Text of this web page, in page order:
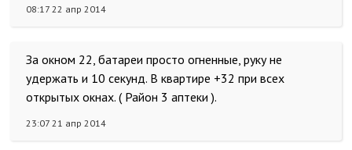
08:17 22 апр 2014
За окном 22, батареи просто огненные, руку не
удержать и 10 секунд. В квартире +32 при всех
открытых окнах. ( Район 3 аптеки ).
23:07 21 апр 2014